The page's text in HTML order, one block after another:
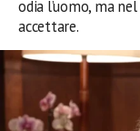
odia l’uomo, ma
accettare.